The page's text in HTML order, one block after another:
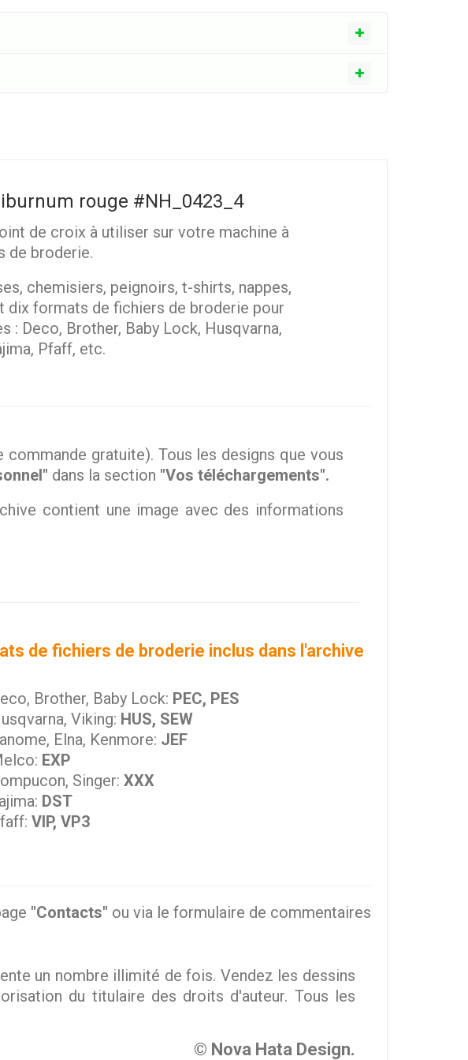
rouge #NH_0423_4
de croix à utiliser sur votre machine à
de broderie.
chemisiers, peignoirs, t-shirts, nappes,
formats de fichiers de broderie pour
Deco, Brother, Baby Lock, Husqvarna,
Pfaff, etc.
gratuite). Tous les designs que vous
dans la section "Vos téléchargements".
contient une image avec des informations
de fichiers de broderie inclus dans l'archive
Brother, Baby Lock: PEC, PES
Viking: HUS, SEW
Elna, Kenmore: JEF
EXP
Singer: XXX
DST
VIP, VP3
"Contacts" ou via le formulaire de commentaires
un nombre illimité de fois. Vendez les dessins
du titulaire des droits d'auteur. Tous les
© Nova Hata Design.